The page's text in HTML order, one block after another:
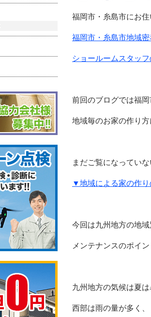
福岡市・糸島市にお住
福岡市・糸島市地域
ショールームスタッ
前回のブログでは福
地域毎のお家の作り
まだご覧になってい
▼地域による家の作り
今回は九州地方の地
メンテナンスのポイ
九州地方の気候は夏は
西部は雨の量が多く、